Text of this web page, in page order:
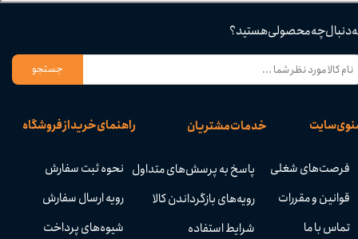
راهنمای خرید از فروشگاه
نحوه ثبت سفارش
رویه ارسال سفارش
شیوه‌های پرداخت
خدمات مشتریان
پاسخ به پرسش‌های متداول
رویه‌های بازگرداندن کالا
شرایط استفاده
سایت
فرصت‌های شغلی
قوانین و مقررات
تماس با ما
دنبال چه محصولی هستید؟
جستجو